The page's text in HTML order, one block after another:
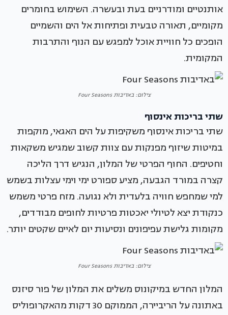
אותנטיים ומודרניים בעת ובעשרה. השימוש בחומרים
מקומיים, תאורה טבעית ופתיחות אל הים והשמיים
הופכים כל חוויית אוכל למפגש עם הנוף והתרבות
המקומית.
צילום: באדיבות Four Seasons
שתי בריכות אינסוף
שתי בריכות אינסוף משקיפות על הים האגאי, מוקפות
במיטות שיזוף מפנקות עם צוות קשוב שמגיש משקאות
וחטיפים. החוף הפרטי של המלון, הנגיש דרך הליכה
קצרה במורד הגבעה, מציע ספורט ימי וימי עצלות בשמש
למי שמחפש חוויה בלעדית ולא נגועה. מזח פרטי משמש
כנקודת יצא לטיולי יאכטות פרטיות לחופים מבודדים,
מקומות גלישת עפיפונים ונסיעות יום לאיים שקטים יותר.
צילום: באדיבות Four Seasons
המלון החדש במיקונוס משלים את המלון של פור סיזנס
באתונה על הריביירה, הממוקם 30 דקות מהאקרופוליס